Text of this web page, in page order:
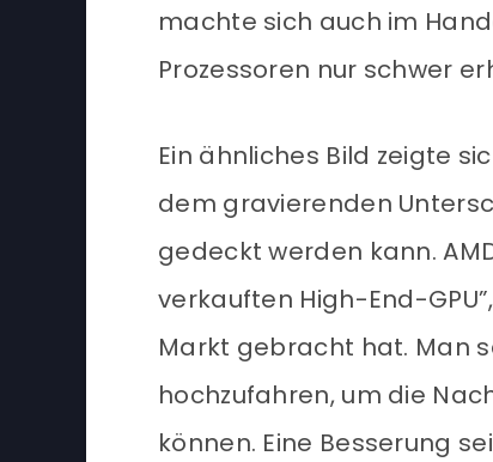
machte sich auch im
Prozessoren nur schwer
Ein ähnliches Bild zeigte
dem gravierenden
gedeckt werden kann.
verkauften High-End-
Markt gebracht hat. Man
hochzufahren, um die
können. Eine Besserung